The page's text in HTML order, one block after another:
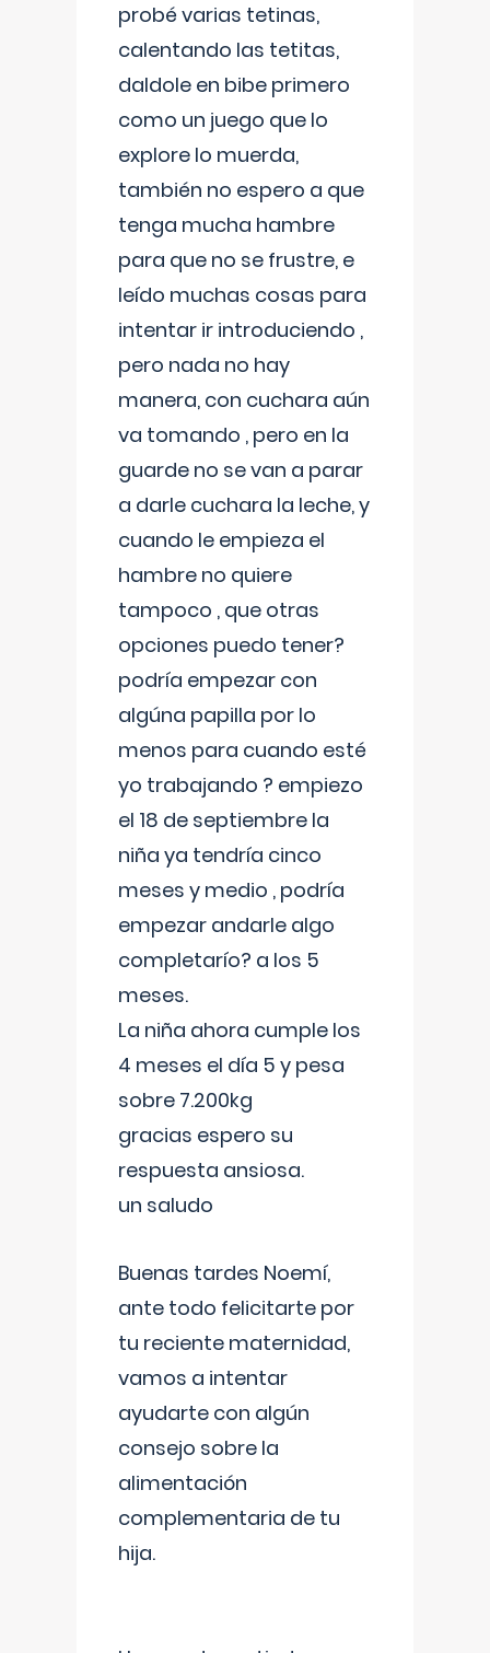
probé varias tetinas,
calentando las tetitas,
daldole en bibe primero
como un juego que lo
explore lo muerda,
también no espero a que
tenga mucha hambre
para que no se frustre, e
leído muchas cosas para
intentar ir introduciendo ,
pero nada no hay
manera, con cuchara aún
va tomando , pero en la
guarde no se van a parar
a darle cuchara la leche, y
cuando le empieza el
hambre no quiere
tampoco , que otras
opciones puedo tener?
podría empezar con
algúna papilla por lo
menos para cuando esté
yo trabajando ? empiezo
el 18 de septiembre la
niña ya tendría cinco
meses y medio , podría
empezar andarle algo
completarío? a los 5
meses.
La niña ahora cumple los
4 meses el día 5 y pesa
sobre 7.200kg
gracias espero su
respuesta ansiosa.
un saludo
Buenas tardes Noemí,
ante todo felicitarte por
tu reciente maternidad,
vamos a intentar
ayudarte con algún
consejo sobre la
alimentación
complementaria de tu
hija.